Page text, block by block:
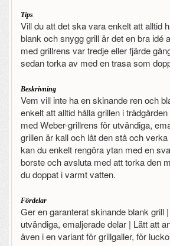
Tips
Vill du att det ska vara enkelt att alltid
blank och snygg grill är det en bra idé
med grillrens var tredje eller fjärde
sedan torka av med en trasa som
Beskrivning
Vem vill inte ha en skinande ren och
enkelt att alltid hålla grillen i
med Weber-grillrens för utvändiga,
grillen är kall och låt den stå och
kan du enkelt rengöra ytan med en
borste och avsluta med att torka den
du doppat i varmt vatten.
Fördelar
Ger en garanterat skinande blank grill
utvändiga, emaljerade delar | Lätt att
även i en variant för grillgaller, för